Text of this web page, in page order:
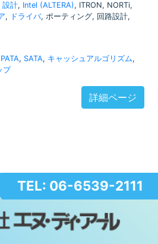
設計, Intel (ALTERA), ITRON, NORTi,
, ドライバ, ポーティング, 回路設計,
PATA, SATA, キャッシュアルゴリズム,
プ
詳細ページ
TEL: 06-6539-2111